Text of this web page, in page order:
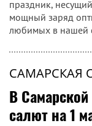
праздник,
мощный заряд
любимых в нашей
САМАРСКАЯ
В
салют на 1